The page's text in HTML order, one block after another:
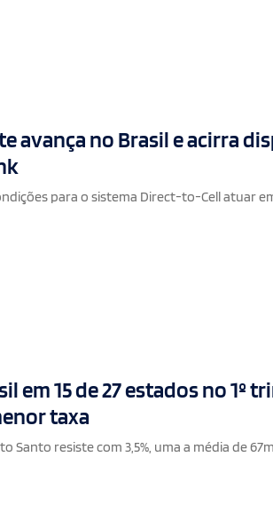
avança no Brasil e acirra
para o sistema Direct-to-Cell atuar
em 15 de 27 estados no 1º
taxa
Santo resiste com 3,5%, uma a média de